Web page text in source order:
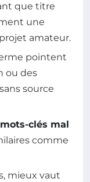
que titre
une
amateur.
pointent
ou des
source
mots-clés mal
comme
mieux vaut